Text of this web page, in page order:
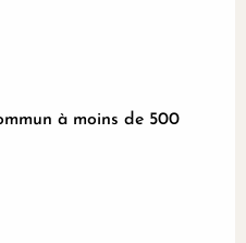
à moins de 500